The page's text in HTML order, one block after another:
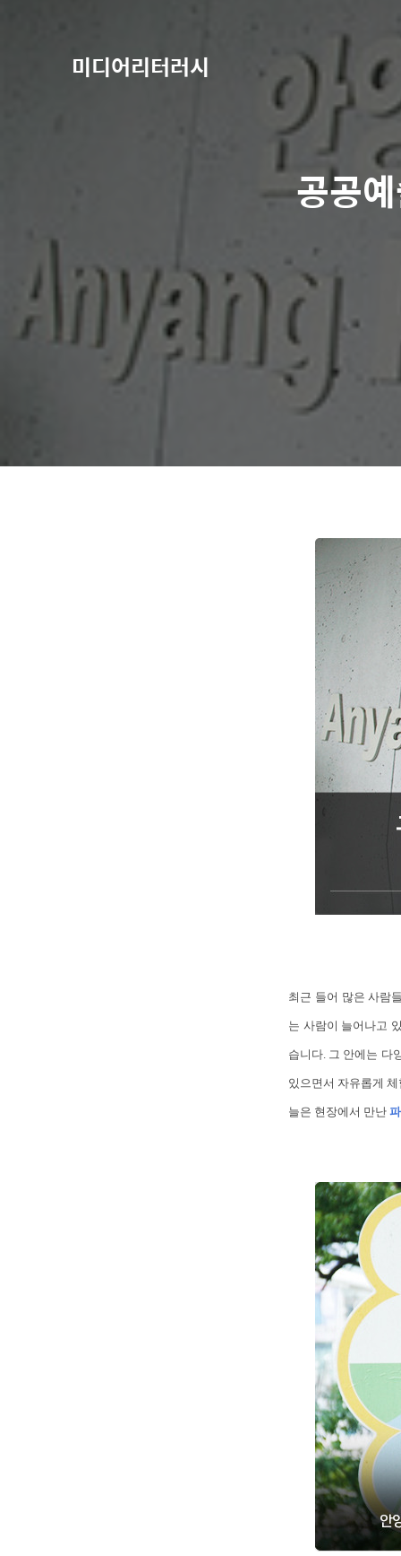
미디어리터러시
공공
최근 들어 많은 사람
는 사람이 늘어나고
습니다. 그 안에는 다
있으면서 자유롭게
늘은 현장에서 만난